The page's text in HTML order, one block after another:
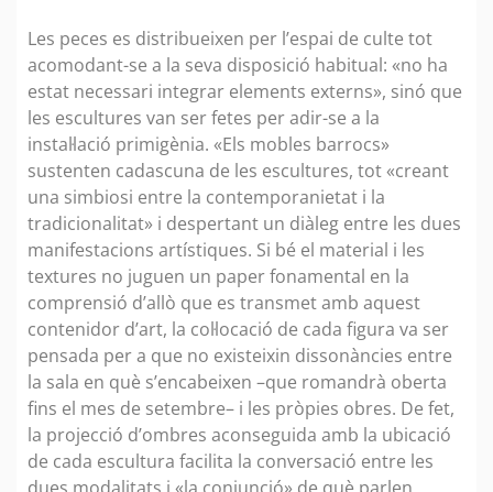
Les peces es distribueixen per l’espai de culte tot
acomodant-se a la seva disposició habitual: «no ha
estat necessari integrar elements externs», sinó que
les escultures van ser fetes per adir-se a la
instal·lació primigènia. «Els mobles barrocs»
sustenten cadascuna de les escultures, tot «creant
una simbiosi entre la contemporanietat i la
tradicionalitat» i despertant un diàleg entre les dues
manifestacions artístiques. Si bé el material i les
textures no juguen un paper fonamental en la
comprensió d’allò que es transmet amb aquest
contenidor d’art, la col·locació de cada figura va ser
pensada per a que no existeixin dissonàncies entre
la sala en què s’encabeixen –que romandrà oberta
fins el mes de setembre– i les pròpies obres. De fet,
la projecció d’ombres aconseguida amb la ubicació
de cada escultura facilita la conversació entre les